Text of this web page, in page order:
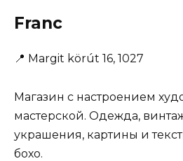
Franc
📍 Margit körút 16, 1027
Магазин с настроением
мастерской. Одежда,
украшения, картины и
бохо.